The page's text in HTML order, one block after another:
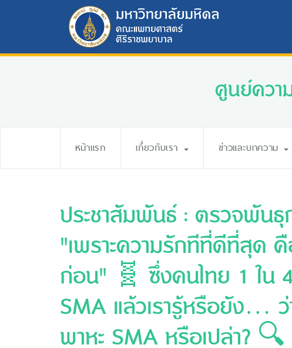
ศูนย์ควา
หน้าแรก เกี่ยวกับเรา ข่าวและบทความ
ประชาสัมพันธ์ : ตรวจพัน
"เพราะความรักทีที่ดีที่สุด
ก่อน" 🧬 ซึ่งคนไทย 1 ใน
SMA แล้วเรารู้หรือยัง... ว่
พาหะ SMA หรือเปล่า? 🔍